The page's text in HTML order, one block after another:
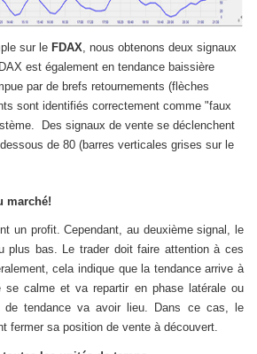
sur le FDAX , nous obtenons deux signaux
est également en tendance baissière
par de brefs retournements (flèches
sont identifiés correctement comme "faux
Des signaux de vente se déclenchent
de 80 (barres verticales grises sur le
marché!
un profit. Cependant, au deuxième signal, le
plus bas. Le trader doit faire attention à ces
cela indique que la tendance arrive à
calme et va repartir en phase latérale ou
de tendance va avoir lieu. Dans ce cas, le
fermer sa position de vente à découvert.